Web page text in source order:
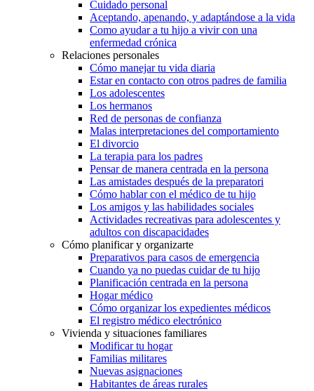
Cuidado personal
Aceptando, apenando, y adaptándose a la vida
Como ayudar a tu hijo a vivir con una
enfermedad crónica
Relaciones personales
Cómo manejar tu vida diaria
Estar en contacto con otros padres de familia
Los adolescentes
Los hermanos
Red de personas de confianza
Malas interpretaciones del comportamiento
El divorcio
La terapia para los padres
Pensar de manera centrada en la persona
Las amistades después de la preparatori
Cómo hablar con el médico de tu hijo
Los amigos y las habilidades sociales
Actividades recreativas para adolescentes y
adultos con discapacidades
Cómo planificar y organizarte
Preparativos para casos de emergencia
Cuando ya no puedas cuidar de tu hijo
Planificación centrada en la persona
Hogar médico
Cómo organizar los expedientes médicos
El registro médico electrónico
Vivienda y situaciones familiares
Modificar tu hogar
Familias militares
Nuevas asignaciones
Habitantes de áreas rurales